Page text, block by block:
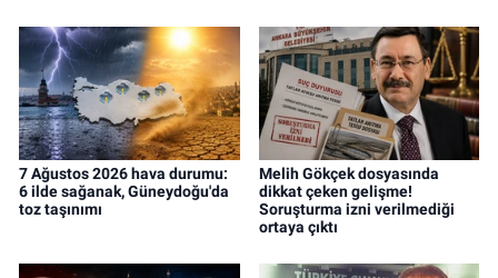
7 Ağustos 2026 hava durumu:
6 ilde sağanak, Güneydoğu'da
toz taşınımı
Melih Gökçek dosyasında
dikkat çeken gelişme!
Soruşturma izni verilmediği
ortaya çıktı